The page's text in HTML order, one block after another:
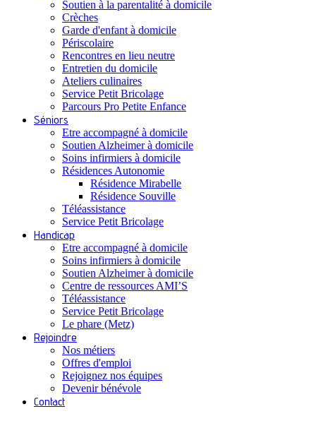
Soutien à la parentalité à domicile
Crèches
Garde d'enfant à domicile
Périscolaire
Rencontres en lieu neutre
Entretien du domicile
Ateliers culinaires
Service Petit Bricolage
Parcours Pro Petite Enfance
Séniors
Etre accompagné à domicile
Soutien Alzheimer à domicile
Soins infirmiers à domicile
Résidences Autonomie
Résidence Mirabelle
Résidence Souville
Téléassistance
Service Petit Bricolage
Handicap
Etre accompagné à domicile
Soins infirmiers à domicile
Soutien Alzheimer à domicile
Centre de ressources AMI’S
Téléassistance
Service Petit Bricolage
Le phare (Metz)
Rejoindre
Nos métiers
Offres d'emploi
Rejoignez nos équipes
Devenir bénévole
Contact